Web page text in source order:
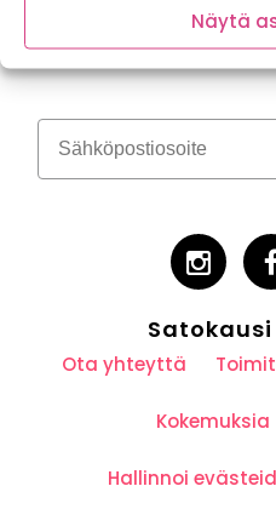
Näytä
Tilaa
Ota yhteyttä
Kokemuksia
Hallinnoi